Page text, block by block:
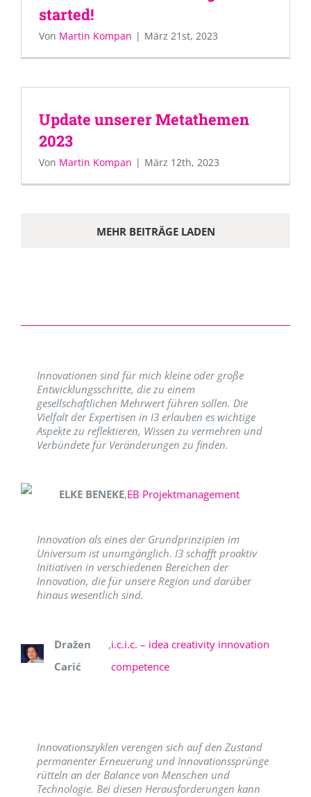
started!
Von Martin Kompan | März 21st, 2023
Update unserer Metathemen
2023
Von Martin Kompan | März 12th, 2023
MEHR BEITRÄGE LADEN
Innovationen sind für mich kleine oder große
Entwicklungsschritte, die zu einem
gesellschaftlichen Mehrwert führen sollen. Die
Vielfalt der Expertisen in I3 erlauben es wichtige
Aspekte zu reflektieren, Wissen zu vermehren und
Verbündete für Veränderungen zu finden.
ELKE BENEKE,EB Projektmanagement
Innovation als eines der Grundprinzipien im
Universum ist unumgänglich. I3 schafft proaktiv
Initiativen in verschiedenen Bereichen der
Innovation, die für unsere Region und darüber
hinaus wesentlich sind.
Dražen
Carić
,i.c.i.c. – idea creativity innovation
competence
Innovationszyklen verengen sich auf den Zustand
permanenter Erneuerung und Innovationssprünge
rütteln an der Balance von Menschen und
Technologie. Bei diesen Herausforderungen kann